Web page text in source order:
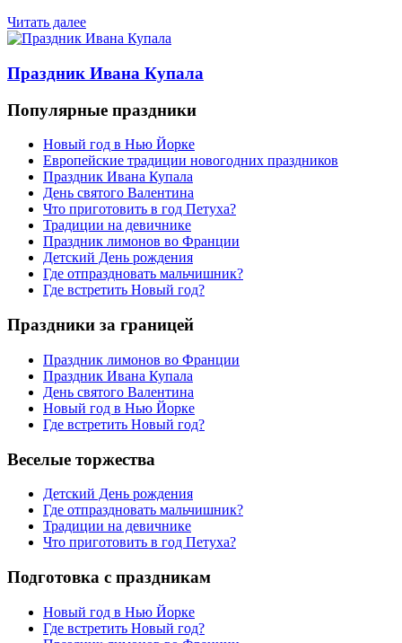
Читать далее
Праздник Ивана Купала
Популярные праздники
Новый год в Нью Йорке
Европейские традиции новогодних праздников
Праздник Ивана Купала
День святого Валентина
Что приготовить в год Петуха?
Традиции на девичнике
Праздник лимонов во Франции
Детский День рождения
Где отпраздновать мальчишник?
Где встретить Новый год?
Праздники за границей
Праздник лимонов во Франции
Праздник Ивана Купала
День святого Валентина
Новый год в Нью Йорке
Где встретить Новый год?
Веселые торжества
Детский День рождения
Где отпраздновать мальчишник?
Традиции на девичнике
Что приготовить в год Петуха?
Подготовка с праздникам
Новый год в Нью Йорке
Где встретить Новый год?